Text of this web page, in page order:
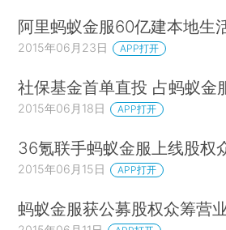
阿里蚂蚁金服60亿建本地生
2015年06月23日 APP打开
社保基金首单直投 占蚂蚁金
2015年06月18日 APP打开
36氪联手蚂蚁金服上线股权
2015年06月15日 APP打开
蚂蚁金服获公募股权众筹营